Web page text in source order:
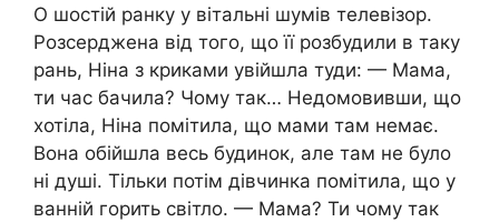
О шостій ранку у вітальні шумів телевізор.
Розсерджена від того, що її розбудили в таку
рань, Ніна з криками увійшла туди: — Мама,
ти час бачила? Чому так… Недомовивши, що
хотіла, Ніна помітила, що мами там немає.
Вона обійшла весь будинок, але там не було
ні душі. Тільки потім дівчинка помітила, що у
ванній горить світло. — Мама? Ти чому так